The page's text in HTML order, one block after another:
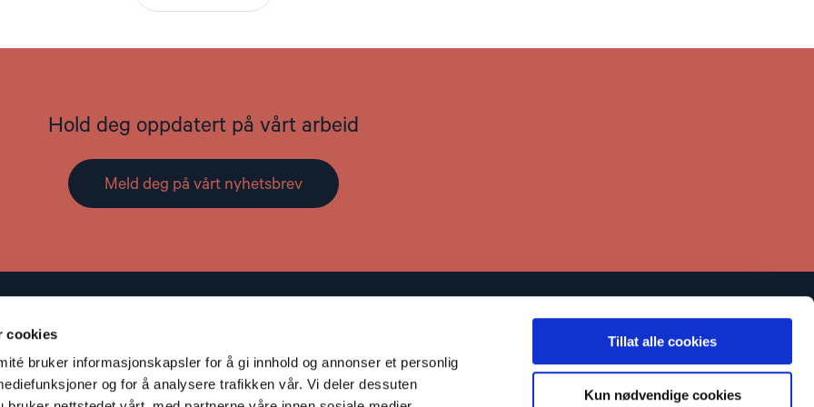
cookies
bruker informasjonskapsler for å gi innhold og annonser et personlig
og for å analysere trafikken vår. Vi deler dessuten
Tillat alle cookies
Kun nødvendige cookies
Hold deg oppdatert på vårt arbeid
Meld deg på vårt nyhetsbrev
Adresse: St. Olavs gate 25, 0166 OSLO
Post: Postboks 357 Sentrum, 0101 OSLO
Telefon: +47 953 32 235
Kontakt
Støtt oss